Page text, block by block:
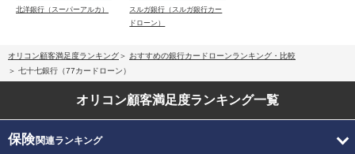
北洋銀行（スーパーアルカ）
スルガ銀行（スルガ銀行カー
ドローン）
オリコン顧客満足度ランキング
おすすめの銀行カードローンランキング・比較
七十七銀行（77カードローン）
オリコン顧客満足度ランキング一覧
保険関連ランキング